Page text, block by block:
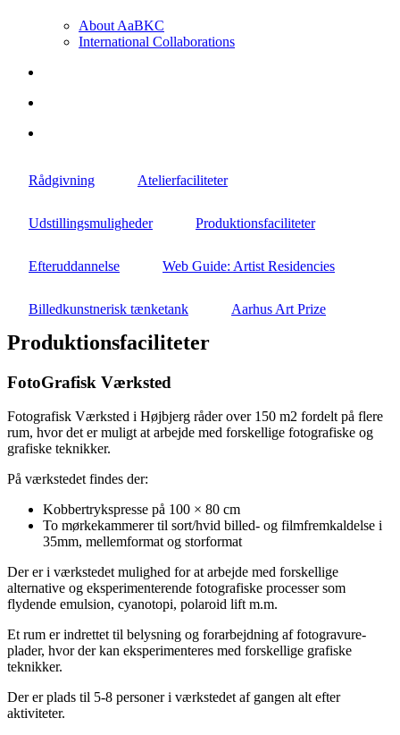
About AaBKC
International Collaborations
Rådgivning Atelierfaciliteter
Udstillingsmuligheder Produktionsfaciliteter
Efteruddannelse Web Guide: Artist Residencies
Billedkunstnerisk tænketank Aarhus Art Prize
Produktionsfaciliteter
FotoGrafisk Værksted
Fotografisk Værksted i Højbjerg råder over 150 m2 fordelt på flere
rum, hvor det er muligt at arbejde med forskellige fotografiske og
grafiske teknikker.
På værkstedet findes der:
Kobbertrykspresse på 100 × 80 cm
To mørkekammerer til sort/hvid billed- og filmfremkaldelse i
35mm, mellemformat og storformat
Der er i værkstedet mulighed for at arbejde med forskellige
alternative og eksperimenterende fotografiske processer som
flydende emulsion, cyanotopi, polaroid lift m.m.
Et rum er indrettet til belysning og forarbejdning af fotogravure-
plader, hvor der kan eksperimenteres med forskellige grafiske
teknikker.
Der er plads til 5-8 personer i værkstedet af gangen alt efter
aktiviteter.